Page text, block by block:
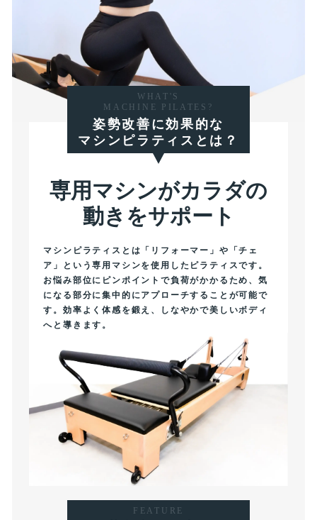
WHAT'S
MACHINE PILATES?
姿勢改善に効果的な
マシンピラティスとは？
専用マシンがカラダの
動きをサポート
マシンピラティスとは「リフォーマー」や「チェ
ア」という専用マシンを使用したピラティスです。
お悩み部位にピンポイントで負荷がかかるため、気
になる部分に集中的にアプローチすることが可能で
す。効率よく体感を鍛え、しなやかで美しいボディ
へと導きます。
FEATURE